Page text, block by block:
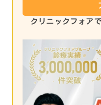
クリニックフォア